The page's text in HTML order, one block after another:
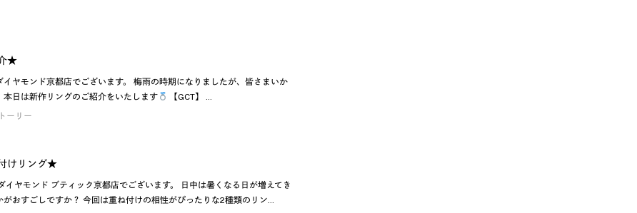
★
イヤモンド京都店でございます。 梅雨の時期になりましたが、皆さまいか
本日は新作リングのご紹介をいたします
【GCT】 …
ーリー
けリング★
イヤモンド ブティック京都店でございます。 日中は暑くなる日が増えてき
がおすごしですか？ 今回は重ね付けの相性がぴったりな2種類のリン…